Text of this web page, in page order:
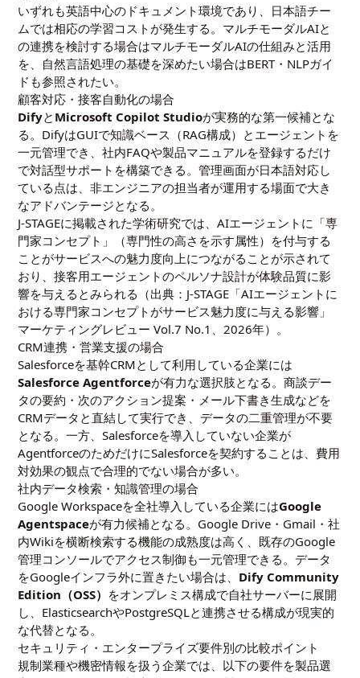
いずれも英語中心のドキュメント環境であり、日本語チー
ムでは相応の学習コストが発生する。マルチモーダルAIと
の連携を検討する場合はマルチモーダルAIの仕組みと活用
を、自然言語処理の基礎を深めたい場合はBERT・NLPガイ
ド も参照されたい。
顧客対応・接客自動化の場合
Difyと Microsoft Copilot Studioが実務的な第一候補とな
る。DifyはGUIで知識ベース（RAG構成）とエージェントを
一元管理でき、社内FAQや製品マニュアルを登録するだけ
で対話型サポートを構築できる。管理画面が日本語対応し
ている点は、非エンジニアの担当者が運用する場面で大き
なアドバンテージとなる。
J-STAGEに掲載された学術研究では、AIエージェントに「専
門家コンセプト」（専門性の高さを示す属性）を付与する
ことがサービスへの魅力度向上につながることが示されて
おり、接客用エージェントのペルソナ設計が体験品質に影
響を与えるとみられる（出典：J-STAGE「AIエージェントに
おける専門家コンセプトがサービス魅力度に与える影響」
マーケティングレビュー Vol.7 No.1、2026年）。
CRM連携・営業支援の場合
Salesforceを基幹CRMとして利用している企業には
Salesforce Agentforceが有力な選択肢となる。商談デー
タの要約・次のアクション提案・メール下書き生成などを
CRMデータと直結して実行でき、データの二重管理が不要
となる。一方、Salesforceを導入していない企業が
AgentforceのためだけにSalesforceを契約することは、費用
対効果の観点で合理的でない場合が多い。
社内データ検索・知識管理の場合
Google Workspaceを全社導入している企業にはGoogle
Agentspaceが有力候補となる。Google Drive・Gmail・社
内Wikiを横断検索する機能の成熟度は高く、既存のGoogle
管理コンソールでアクセス制御も一元管理できる。データ
をGoogleインフラ外に置きたい場合は、 Dify Community
Edition（OSS） をオンプレミス構成で自社サーバーに展開
し、ElasticsearchやPostgreSQLと連携させる構成が現実的
な代替となる。
セキュリティ・エンタープライズ要件別の比較ポイント
規制業種や機密情報を扱う企業では、以下の要件を製品選